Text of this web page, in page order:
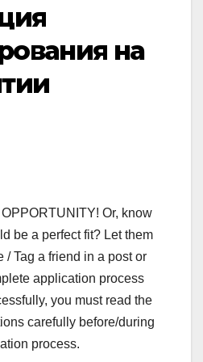
на
Or, know
be a perfect fit? Let them
/ Tag a friend in a post or
application process
you must read the
carefully before/during
process.